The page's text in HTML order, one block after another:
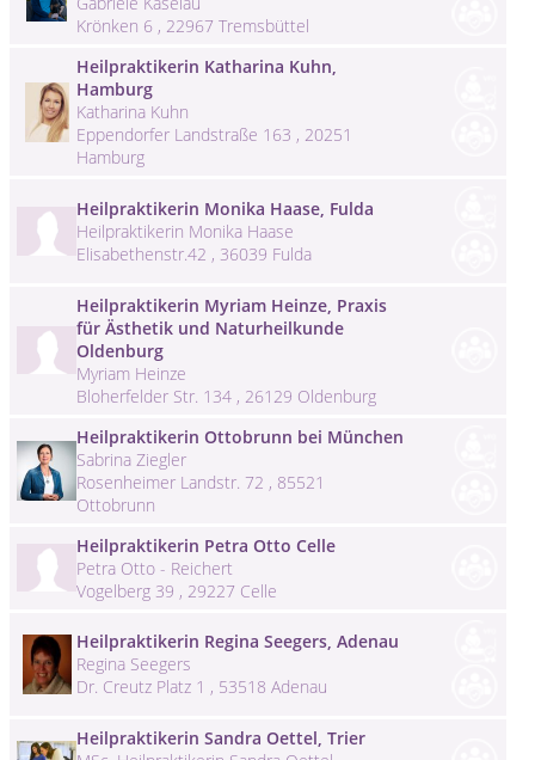
Krönken 6 , 22967 Tremsbüttel
Heilpraktikerin Katharina Kuhn,
Hamburg
Katharina Kuhn
Eppendorfer Landstraße 163 , 20251
Hamburg
Heilpraktikerin Monika Haase, Fulda
Heilpraktikerin Monika Haase
Elisabethenstr.42 , 36039 Fulda
Heilpraktikerin Myriam Heinze, Praxis
für Ästhetik und Naturheilkunde
Oldenburg
Myriam Heinze
Bloherfelder Str. 134 , 26129 Oldenburg
Heilpraktikerin Ottobrunn bei München
Sabrina Ziegler
Rosenheimer Landstr. 72 , 85521
Ottobrunn
Heilpraktikerin Petra Otto Celle
Petra Otto - Reichert
Vogelberg 39 , 29227 Celle
Heilpraktikerin Regina Seegers, Adenau
Regina Seegers
Dr. Creutz Platz 1 , 53518 Adenau
Heilpraktikerin Sandra Oettel, Trier